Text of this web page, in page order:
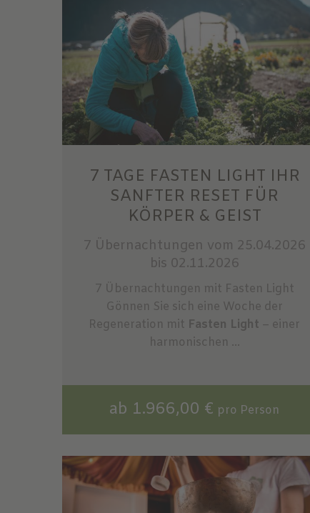
7 TAGE FASTEN LIGHT IHR
SANFTER RESET FÜR
KÖRPER & GEIST
7 Übernachtungen vom 25.04.2026
bis 02.11.2026
7 Übernachtungen mit Fasten Light
Gönnen Sie sich eine Woche der
Regeneration mit Fasten Light – einer
harmonischen ...
ab 1.966,00 € pro Person